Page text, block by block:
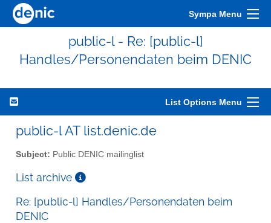
Sympa Menu
public-l - Re: [public-l]
Handles/Personendaten beim DENIC
List Options Menu
public-l AT list.denic.de
Subject: Public DENIC mailinglist
List archive
Re: [public-l] Handles/Personendaten beim
DENIC